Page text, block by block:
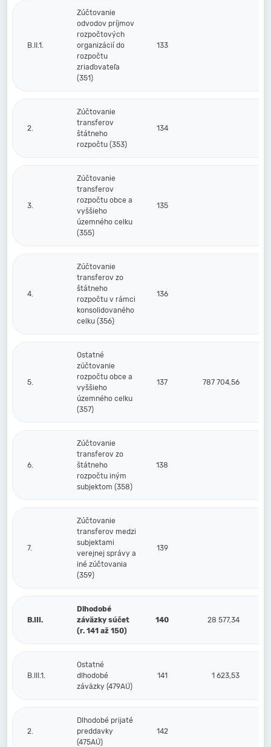
B.II.1.
Zúčtovanie
odvodov príjmov
rozpočtových
organizácií do
rozpočtu
zriaďovateľa
(351)
133
2.
Zúčtovanie
transferov
štátneho
rozpočtu (353)
134
3.
Zúčtovanie
transferov
rozpočtu obce a
vyššieho
územného celku
(355)
135
4.
Zúčtovanie
transferov zo
štátneho
rozpočtu v rámci
konsolidovaného
celku (356)
136
5.
Ostatné
zúčtovanie
rozpočtu obce a
vyššieho
územného celku
(357)
137 787 704,56
6.
Zúčtovanie
transferov zo
štátneho
rozpočtu iným
subjektom (358)
138
7.
Zúčtovanie
transferov medzi
subjektami
verejnej správy a
iné zúčtovania
(359)
139
B.III.
Dlhodobé
záväzky súčet
(r. 141 až 150)
140 28 577,34
B.III.1.
Ostatné
dlhodobé
záväzky (479AÚ)
141 1 623,53
2.
Dlhodobé prijaté
preddavky
(475AÚ)
142